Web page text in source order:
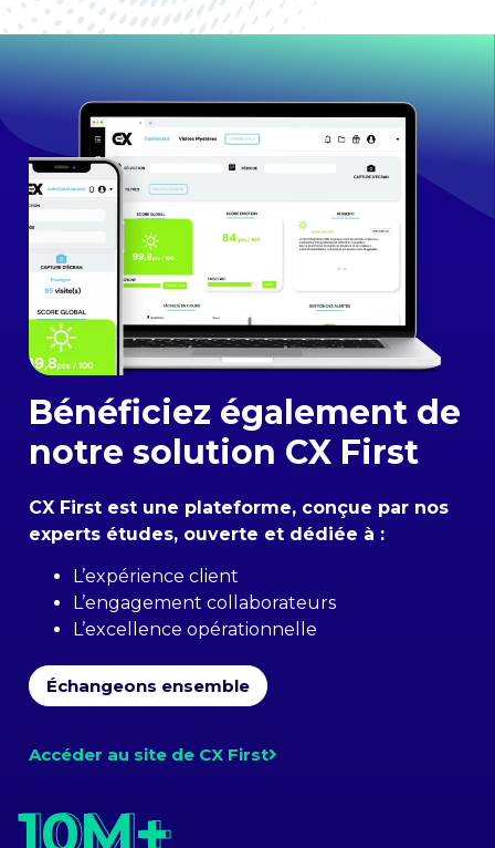
Bénéficiez également de
notre solution CX First
CX First est une plateforme, conçue par nos
experts études, ouverte et dédiée à :
L’expérience client
L’engagement collaborateurs
L’excellence opérationnelle
Échangeons ensemble
Accéder au site de CX First